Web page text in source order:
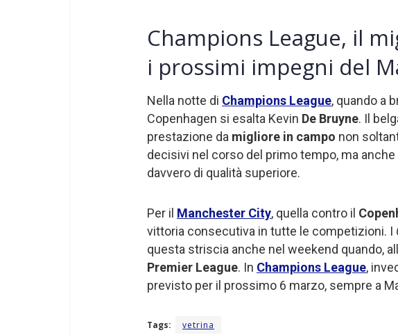
Champions League, il
i prossimi impegni del
Nella notte di Champions League, quando a
Copenhagen si esalta Kevin De Bruyne. Il
prestazione da migliore in campo non
decisivi nel corso del primo tempo, ma
davvero di qualità superiore.
Per il Manchester City, quella contro il
vittoria consecutiva in tutte le competizioni. I
questa striscia anche nel weekend quando,
Premier League. In Champions League,
previsto per il prossimo 6 marzo, sempre a
Tags: vetrina